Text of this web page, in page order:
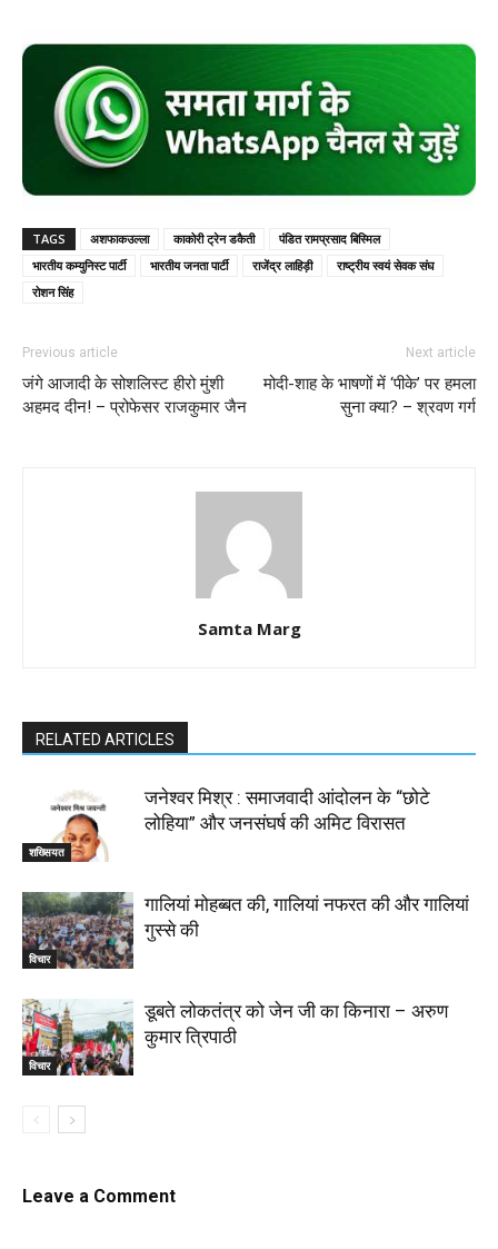
TAGS अशफाकउल्ला काकोरी ट्रेन डकैती
पंडित रामप्रसाद बिस्मिल
भारतीय कम्युनिस्ट पार्टी
भारतीय जनता पार्टी राजेंद्र लाहिड़ी
राष्ट्रीय स्वयं सेवक संघ
रोशन सिंह
Previous article
जंगे आजादी के सोशलिस्ट हीरो मुंशी
अहमद दीन! – प्रोफेसर राजकुमार जैन
Next article
मोदी-शाह के भाषणों में ‘पीके’ पर हमला
सुना क्या? – श्रवण गर्ग
Samta Marg
RELATED ARTICLES
शख्सियत
जनेश्वर मिश्र : समाजवादी आंदोलन के “छोटे
लोहिया” और जनसंघर्ष की अमिट विरासत
विचार
गालियां मोहब्बत की, गालियां नफरत की और गालियां
गुस्से की
विचार
डूबते लोकतंत्र को जेन जी का किनारा – अरुण
कुमार त्रिपाठी
Leave a Comment